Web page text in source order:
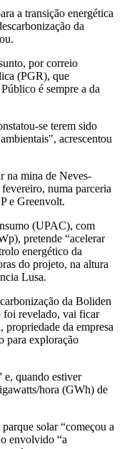
a transição energética
da
por correio
(PGR), que
é sempre a da
se terem sido
acrescentou
na mina de Neves-
numa parceria
e Greenvolt.
(UPAC), com
pretende “acelerar
energético da
do projeto, na altura
Lusa.
da Boliden
foi revelado, vai ficar
propriedade da empresa
para exploração
e, quando estiver
hora (GWh) de
solar “começou a
envolvido “a